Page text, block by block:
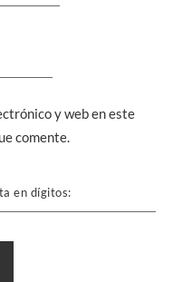
y web en este
comente.
en dígitos: